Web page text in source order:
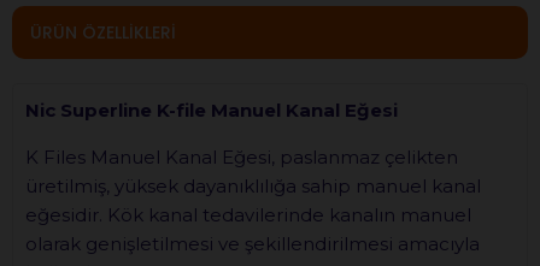
ÜRÜN ÖZELLIKLERI
Nic Superline K-file Manuel Kanal Eğesi
K Files Manuel Kanal Eğesi, paslanmaz çelikten
üretilmiş, yüksek dayanıklılığa sahip manuel kanal
eğesidir. Kök kanal tedavilerinde kanalın manuel
olarak genişletilmesi ve şekillendirilmesi amacıyla